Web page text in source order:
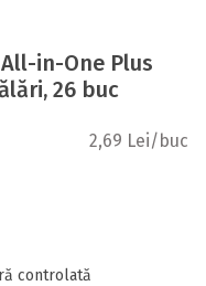
in-One Plus
26 buc
2,69 Lei/buc
controlată